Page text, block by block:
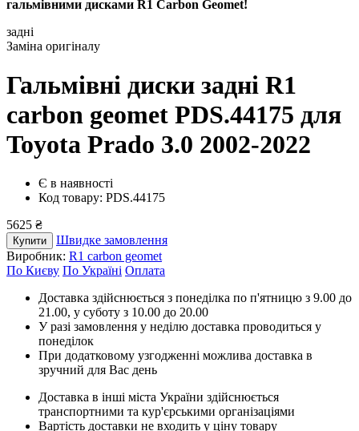
гальмівними дисками R1 Carbon Geomet!
задні
Заміна оригіналу
Гальмівні диски задні R1
carbon geomet PDS.44175 для
Toyota Prado 3.0 2002-2022
Є в наявності
Код товару: PDS.44175
5625 ₴
Купити
Швидке замовлення
Виробник: R1 carbon geomet
По Києву По Україні Оплата
Доставка здійснюється з понеділка по п'ятницю з 9.00 до
21.00, у суботу з 10.00 до 20.00
У разі замовлення у неділю доставка проводиться у
понеділок
При додатковому узгодженні можлива доставка в
зручний для Вас день
Доставка в інші міста України здійснюється
транспортними та кур'єрськими організаціями
Вартість доставки не входить у ціну товару